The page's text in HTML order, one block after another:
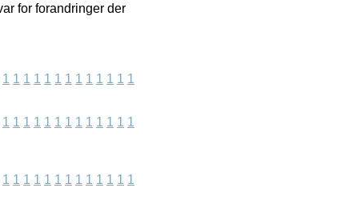
for forandringer der
1 1 1 1 1 1 1 1 1 1 1 1 1
1 1 1 1 1 1 1 1 1 1 1 1 1
1 1 1 1 1 1 1 1 1 1 1 1 1